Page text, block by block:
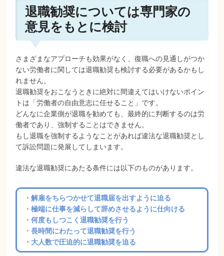
退職勧奨については専門家の
意見をもとに検討
さまざまなアプローチも効果がなく、復職への見通しがつか
ない労働者に関しては退職勧奨も検討する必要があるかもし
れません。
退職勧奨をおこなうときに絶対に間違えてはいけないポイン
トは「労働者の自由意志に任せること」です。
どんなに企業側が退職を勧めても、最終的に判断するのは労
働者であり、強制することはできません。
もし退職を強制するようなことがあれば違法な退職勧奨とし
て訴訟問題に発展してしまいます。
違法な退職勧奨にあたる条件には以下のものがあります。
・解雇をちらつかせて退職届を出すように迫る
・極端に仕事を減らして辞めさせるように仕向ける
・何度もしつこく退職勧奨を行う
・長時間にわたって退職勧奨を行う
・大人数で圧迫的に退職勧奨を迫る